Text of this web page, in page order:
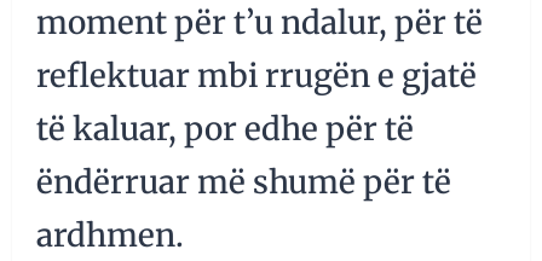
moment për t’u ndalur, për të
reflektuar mbi rrugën e gjatë
të kaluar, por edhe për të
ëndërruar më shumë për të
ardhmen.